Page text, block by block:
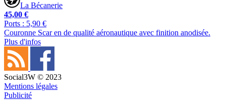
La Bécanerie
45,00 €
Ports : 5,90 €
Couronne Scar en de qualité aéronautique avec finition anodisée.
Plus d'infos
Social3W © 2023
Mentions légales
Publicité